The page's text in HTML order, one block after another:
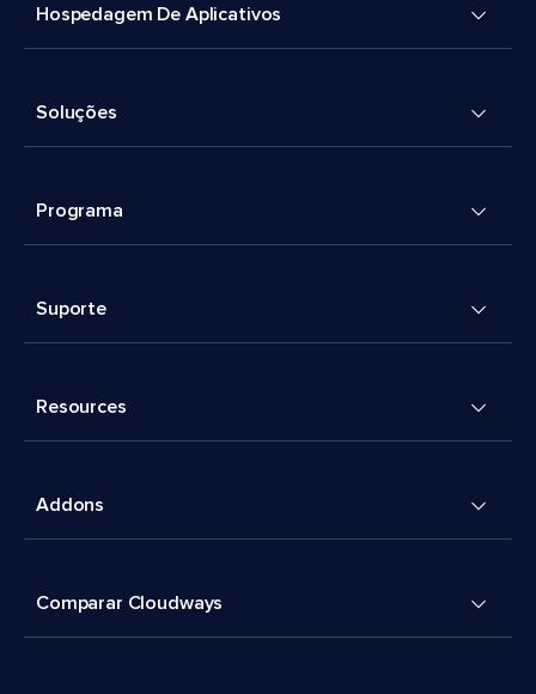
Hospedagem De Aplicativos
Soluções
Programa
Suporte
Resources
Addons
Comparar Cloudways